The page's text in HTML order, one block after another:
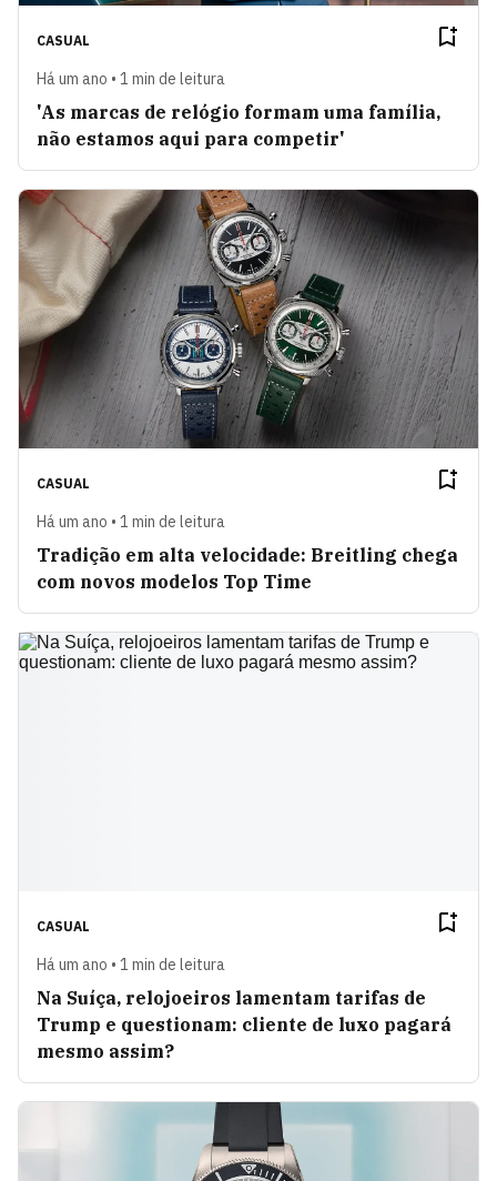
CASUAL
Há um ano • 1 min de leitura
'As marcas de relógio formam uma família,
não estamos aqui para competir'
CASUAL
Há um ano • 1 min de leitura
Tradição em alta velocidade: Breitling chega
com novos modelos Top Time
CASUAL
Há um ano • 1 min de leitura
Na Suíça, relojoeiros lamentam tarifas de
Trump e questionam: cliente de luxo pagará
mesmo assim?